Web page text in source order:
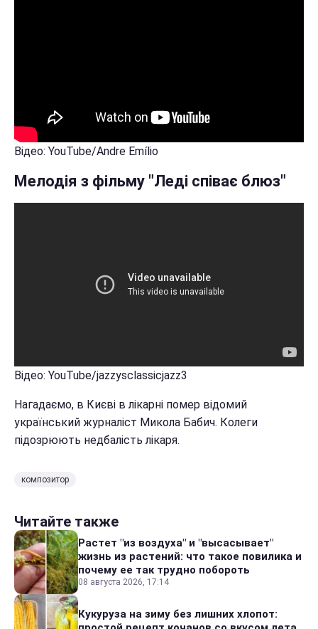
Відео: YouTube/Andre Emílio
Мелодія з фільму "Леді співає блюз"
Відео: YouTube/jazzysclassicjazz3
Нагадаємо, в Києві в лікарні помер відомий
український журналіст Микола Бабич. Колеги
підозрюють недбалість лікаря.
композитор
Читайте также
Растет "из воздуха" и "высасывает"
жизнь из растений: что такое повилика и
почему ее так трудно побороть
08 августа 2026, 17:14
Кукуруза на зиму без лишних хлопот: